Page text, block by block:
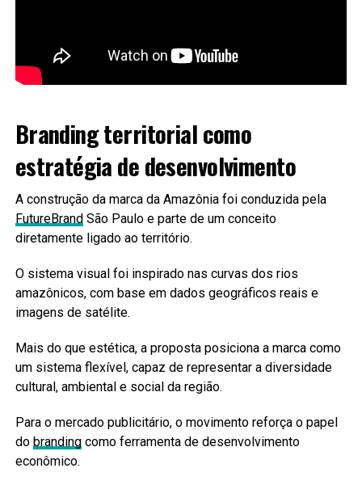
Branding territorial como
estratégia de desenvolvimento
A construção da marca da Amazônia foi conduzida pela
FutureBrandSão Paulo e parte de um conceito
diretamente ligado ao território.
O sistema visual foi inspirado nas curvas dos rios
amazônicos, com base em dados geográficos reais e
imagens de satélite.
Mais do que estética, a proposta posiciona a marca como
um sistema flexível, capaz de representar a diversidade
cultural, ambiental e social da região.
Para o mercado publicitário, o movimento reforça o papel
do brandingcomo ferramenta de desenvolvimento
econômico.